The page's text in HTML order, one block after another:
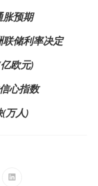
胀预期
储利率决定
欧元)
心指数
(万人)